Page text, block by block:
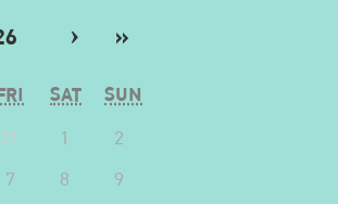
› »
SAT
SUN
31 1
2
7 8
9